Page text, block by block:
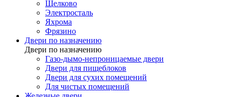
Щелково
Электросталь
Яхрома
Фрязино
Двери по назначению
Двери по назначению
Газо-дымо-непроницаемые двери
Двери для пищеблоков
Двери для сухих помещений
Для чистых помещений